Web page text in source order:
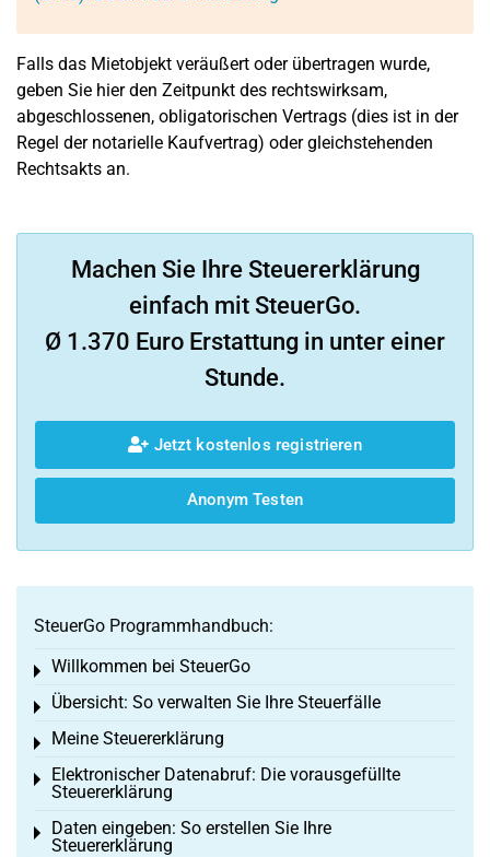
Falls das Mietobjekt veräußert oder übertragen wurde,
geben Sie hier den Zeitpunkt des rechtswirksam,
abgeschlossenen, obligatorischen Vertrags (dies ist in der
Regel der notarielle Kaufvertrag) oder gleichstehenden
Rechtsakts an.
Machen Sie Ihre Steuererklärung
einfach mit SteuerGo.
Ø 1.370 Euro Erstattung in unter einer
Stunde.
Jetzt kostenlos registrieren
Anonym Testen
SteuerGo Programmhandbuch:
Willkommen bei SteuerGo
Toggle menu
Übersicht: So verwalten Sie Ihre Steuerfälle
Toggle menu
Meine Steuererklärung
Toggle menu
Elektronischer Datenabruf: Die vorausgefüllte
Steuererklärung
Toggle menu
Daten eingeben: So erstellen Sie Ihre
Steuererklärung
Toggle menu